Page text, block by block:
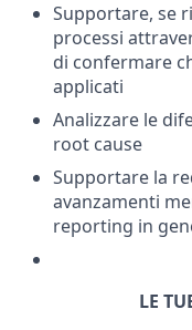
Supportare, se
processi
di confermare
applicati
Analizzare le
root cause
Supportare la
avanzamenti
reporting in
LE